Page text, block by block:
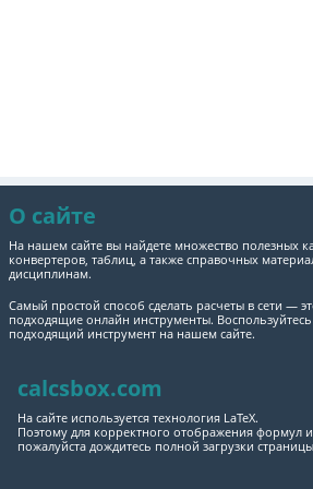
О сайте
На нашем сайте вы найдете множество полезных
конвертеров, таблиц, а также справочных
дисциплинам.
Самый простой способ сделать расчеты в сети —
подходящие онлайн инструменты.
подходящий инструмент на нашем сайте.
calcsbox.com
На сайте используется технология LaTeX.
Поэтому для корректного отображения формул
пожалуйста дождитесь полной загрузки